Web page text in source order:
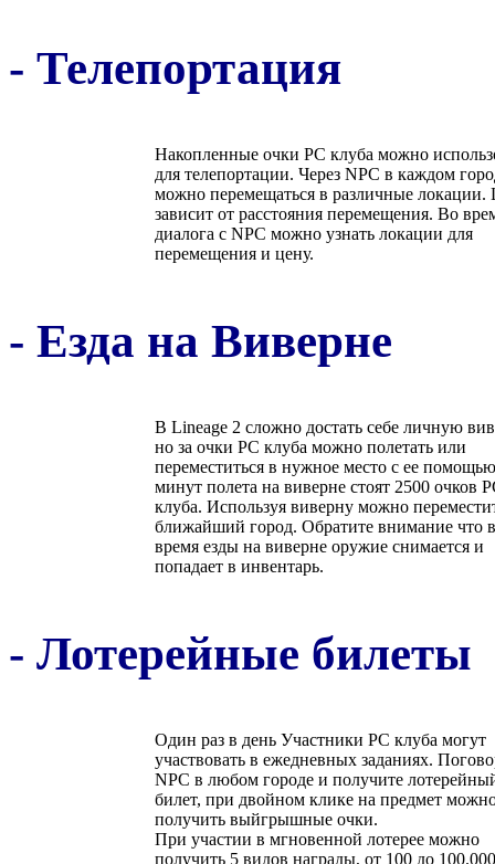
- Телепортация
Накопленные очки РС клуба можно
для телепортации. Через NPC в каждом
можно перемещаться в различные локации.
зависит от расстояния перемещения. Во
диалога с NPC можно узнать локации для
перемещения и цену.
- Езда на Виверне
В Lineage 2 сложно достать себе личную
но за очки РС клуба можно полетать или
переместиться в нужное место с ее
минут полета на виверне стоят 2500 очков
клуба. Используя виверну можно
ближайший город. Обратите внимание что
время езды на виверне оружие снимается и
попадает в инвентарь.
- Лотерейные билеты
Один раз в день Участники РС клуба могут
участвовать в ежедневных заданиях.
NPC в любом городе и получите
билет, при двойном клике на предмет
получить выйгрышные очки.
При участии в мгновенной лотерее можно
получить 5 видов награды, от 100 до 100.000